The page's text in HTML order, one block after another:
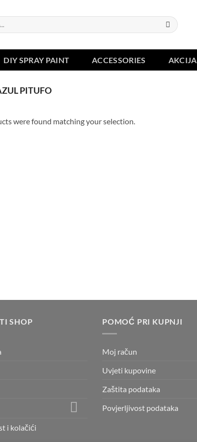
DIY SPRAY PAINT ACCESSORIES AKCIJA
PITUFO
were found matching your selection.
SHOP
i kolačići
POMOĆ PRI KUPNJI
Moj račun
Uvjeti kupovine
Zaštita podataka
Povjerljivost podataka